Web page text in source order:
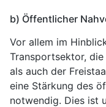
b) Öffentlicher
Vor allem im
Transportsektor,
als auch der
eine Stärkung des
notwendig. Dies ist